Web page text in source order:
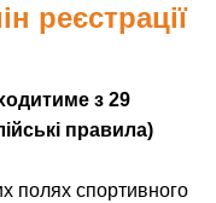
реєстрації
з 29
правила)
полях спортивного